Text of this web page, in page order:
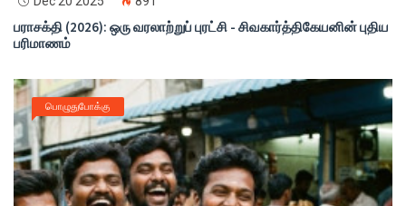
பராசக்தி (2026): ஒரு வரலாற்றுப் புரட்சி - சிவகார்த்திகேயனின் புதிய
பரிமாணம்
பொழுதுபோக்கு